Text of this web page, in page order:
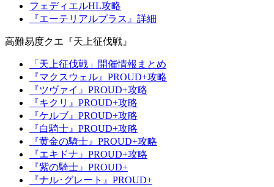
フェディエルHL攻略
『エーテリアルプラス』詳細
高難易度クエ『天上征伐戦』
「天上征伐戦」開催情報まとめ
『マクスウェル』PROUD+攻略
『ツヴァイ』PROUD+攻略
『キクリ』PROUD+攻略
『ケルブ』PROUD+攻略
『白騎士』PROUD+攻略
『黄金の騎士』PROUD+攻略
『エキドナ』PROUD+攻略
『紫の騎士』PROUD+
『ナル･グレート』PROUD+